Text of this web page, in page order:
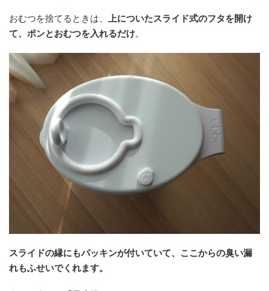
おむつを捨てるときは、 上についたスライド式のフタを開け
て、ポンとおむつを入れるだけ。
スライドの縁にもパッキンが付いていて、ここからの臭い漏
れもふせいでくれます。